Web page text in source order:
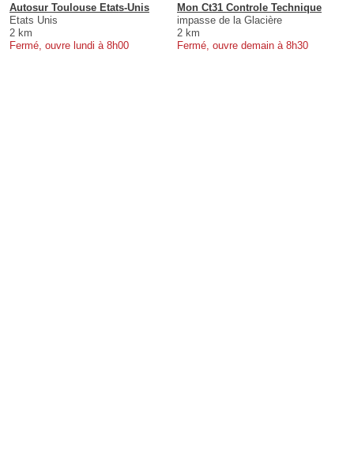
Autosur Toulouse Etats-Unis
Etats Unis
2 km
Fermé, ouvre lundi à 8h00
Mon Ct31 Controle Technique
impasse de la Glacière
2 km
Fermé, ouvre demain à 8h30